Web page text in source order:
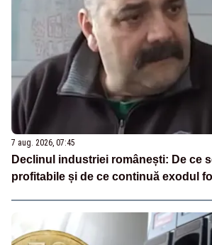
7 aug. 2026, 07:45
Declinul industriei românești: De ce
profitabile și de ce continuă exodul